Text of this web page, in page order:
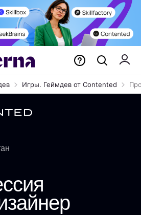
Игры. Геймдев от Contented
гейм-